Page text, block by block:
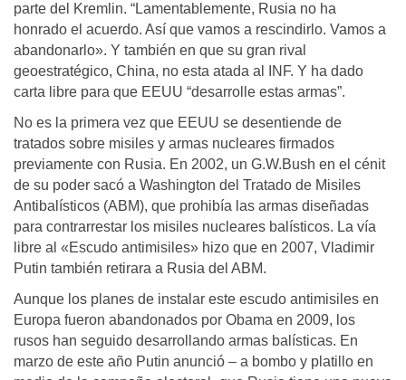
parte del Kremlin. “Lamentablemente, Rusia no ha
honrado el acuerdo. Así que vamos a rescindirlo. Vamos a
abandonarlo». Y también en que su gran rival
geoestratégico, China, no esta atada al INF. Y ha dado
carta libre para que EEUU “desarrolle estas armas”.
No es la primera vez que EEUU se desentiende de
tratados sobre misiles y armas nucleares firmados
previamente con Rusia. En 2002, un G.W.Bush en el cénit
de su poder sacó a Washington del Tratado de Misiles
Antibalísticos (ABM), que prohibía las armas diseñadas
para contrarrestar los misiles nucleares balísticos. La vía
libre al «Escudo antimisiles» hizo que en 2007, Vladimir
Putin también retirara a Rusia del ABM.
Aunque los planes de instalar este escudo antimisiles en
Europa fueron abandonados por Obama en 2009, los
rusos han seguido desarrollando armas balísticas. En
marzo de este año Putin anunció – a bombo y platillo en